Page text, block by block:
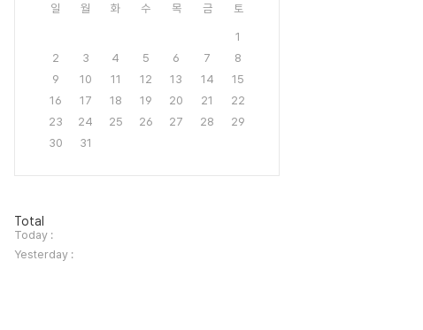
일 월 화 수 목 금 토
1
2
3 4 5 6 7
8
9
10 11 12 13 14
15
16
17 18 19 20 21
22
23
24 25 26 27 28
29
30
31
방
문
자
수
Total
Today :
Yesterday :